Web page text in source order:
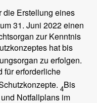
die Erstellung eines
31. Juni 2022 einen
zur Kenntnis
hat bis
zu erfolgen.
für erforderliche
4Bis
Notfallplans im